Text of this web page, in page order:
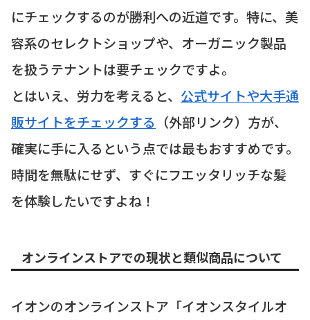
にチェックするのが勝利への近道です。特に、美
容系のセレクトショップや、オーガニック製品
を扱うテナントは要チェックですよ。
とはいえ、労力を考えると、 公式サイトや大手通
販サイトをチェックする （外部リンク）方が、
確実に手に入るという点では最もおすすめです。
時間を無駄にせず、すぐにフエッタリッチな髪
を体験したいですよね！
オンラインストアでの現状と類似商品について
イオンのオンラインストア「イオンスタイルオ